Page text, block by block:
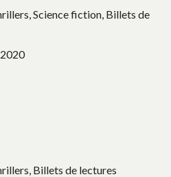
Science fiction, Billets de
Billets de lectures